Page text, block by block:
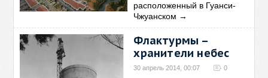
расположенный в Гуанси-
Чжуанском →
Флактурмы –
хранители небес
30 апрель 2014, 00:07 0